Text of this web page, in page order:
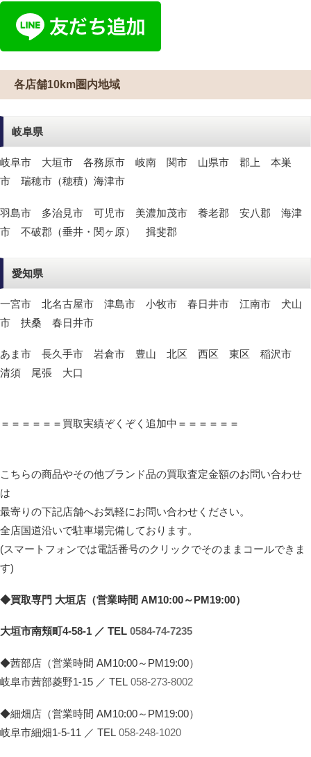
各店舗10km圏内地域
岐阜県
岐阜市 大垣市 各務原市 岐南 関市 山県市 郡上 本巣
市 瑞穂市（穂積）海津市
羽島市 多治見市 可児市 美濃加茂市 養老郡 安八郡 海津
市 不破郡（垂井・関ヶ原） 揖斐郡
愛知県
一宮市 北名古屋市 津島市 小牧市 春日井市 江南市 犬山
市 扶桑 春日井市
あま市 長久手市 岩倉市 豊山 北区 西区 東区 稲沢市
清須 尾張 大口
＝＝＝＝＝＝買取実績ぞくぞく追加中＝＝＝＝＝＝
こちらの商品やその他ブランド品の買取査定金額のお問い合わせ
は
最寄りの下記店舗へお気軽にお問い合わせください。
全店国道沿いで駐車場完備しております。
(スマートフォンでは電話番号のクリックでそのままコールできま
す)
◆買取専門 大垣店（営業時間 AM10:00～PM19:00）
大垣市南頬町4-58-1 ／ TEL 0584-74-7235
◆茜部店（営業時間 AM10:00～PM19:00）
岐阜市茜部菱野1-15 ／ TEL 058-273-8002
◆細畑店（営業時間 AM10:00～PM19:00）
岐阜市細畑1-5-11 ／ TEL 058-248-1020